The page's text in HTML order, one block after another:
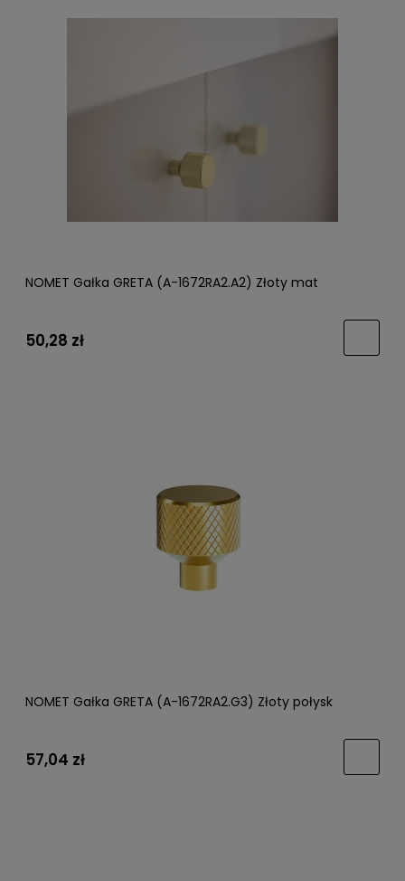
NOMET Gałka GRETA (A-1672RA2.A2) Złoty mat
50,28 zł
NOMET Gałka GRETA (A-1672RA2.G3) Złoty połysk
57,04 zł